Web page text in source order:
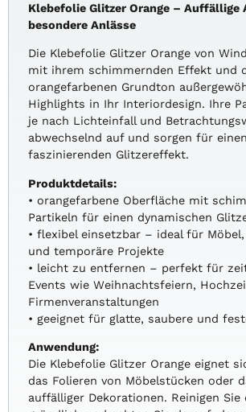
Klebefolie Glitzer Orange – Auffällige
besondere Anlässe
Die Klebefolie Glitzer Orange von
mit ihrem schimmernden Effekt und
orangefarbenen Grundton
Highlights in Ihr Interiordesign. Ihre
je nach Lichteinfall und
abwechselnd auf und sorgen für einen
faszinierenden Glitzereffekt.
Produktdetails:
• orangefarbene Oberfläche mit
Partikeln für einen dynamischen
• flexibel einsetzbar – ideal für
und temporäre Projekte
• leicht zu entfernen – perfekt für
Events wie Weihnachtsfeiern,
Firmenveranstaltungen
• geeignet für glatte, saubere und
Anwendung:
Die Klebefolie Glitzer Orange eignet
das Folieren von Möbelstücken oder
auffälliger Dekorationen. Reinigen Sie